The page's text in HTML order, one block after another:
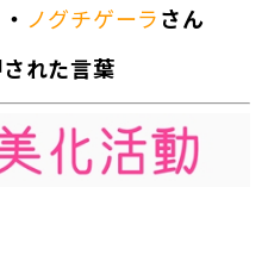
ノグチゲーラさん
れた言葉